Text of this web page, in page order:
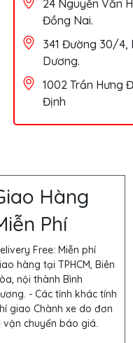
24 Nguyễn Văn
Đồng Nai.
341 Đường 30/4,
Dương.
1002 Trần Hưng
Định
Hàng
Phí
Free: Miễn phí
hàng tại TPHCM, Biên
nội thành Bình
- Các tỉnh khác tính
giao Chành xe do đơn
vận chuyển báo giá.